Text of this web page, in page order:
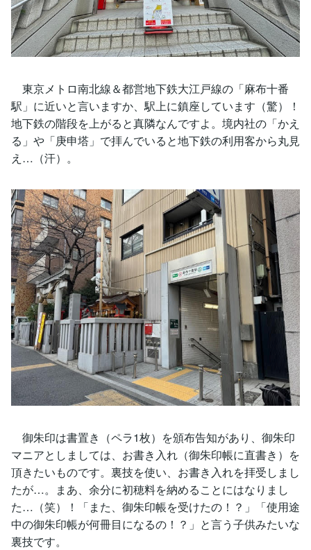
東京メトロ南北線＆都営地下鉄大江戸線の「麻布十番
駅」に近いと言いますか、駅上に鎮座しています（驚）！
地下鉄の階段を上がると真隣なんですよ。境内社の「かえ
る」や「庚申塔」で拝んでいると地下鉄の利用客から丸見
え…（汗）。
御朱印は書置き（ペラ1枚）を頒布告知があり、御朱印
マニアとしましては、お書き入れ（御朱印帳に直書き）を
頂きたいものです。裏技を使い、お書き入れを拝受しまし
たが…。まあ、余分に初穂料を納めることにはなりまし
た…（笑）！「また、御朱印帳を受けたの！？」「使用途
中の御朱印帳が何冊目になるの！？」と言う子供みたいな
裏技です。